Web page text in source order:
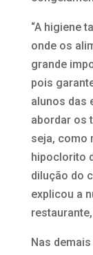
“A higiene
onde os
grande
pois
alunos das
abordar os
seja, como
hipoclorito
dilução do
explicou a
Nas